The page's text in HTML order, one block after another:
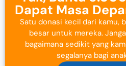
Dapat Masa
Satu donasi kecil dari kamu,
besar untuk mereka.
bagaimana sedikit yang
segalanya bagi